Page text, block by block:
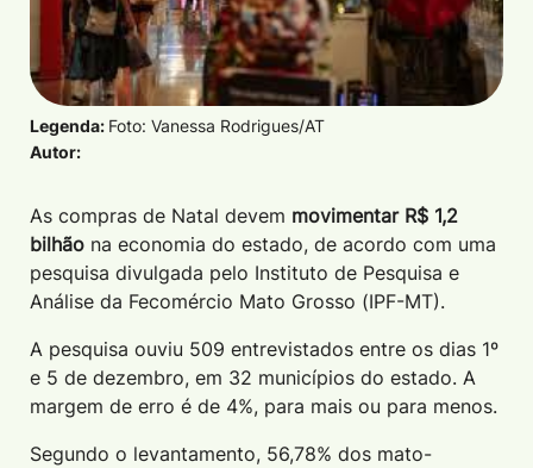
Legenda: Foto: Vanessa Rodrigues/AT
Autor:
As compras de Natal devem movimentar R$ 1,2
bilhão na economia do estado, de acordo com uma
pesquisa divulgada pelo Instituto de Pesquisa e
Análise da Fecomércio Mato Grosso (IPF-MT).
A pesquisa ouviu 509 entrevistados entre os dias 1º
e 5 de dezembro, em 32 municípios do estado. A
margem de erro é de 4%, para mais ou para menos.
Segundo o levantamento, 56,78% dos mato-